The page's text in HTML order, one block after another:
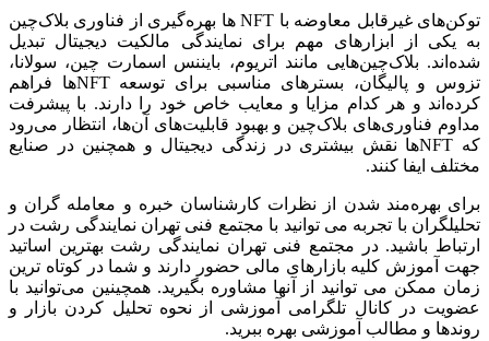
توکن‌های غیرقابل معاوضه با NFT ها بهره‌گیری از فناوری بلاک‌چین
به یکی از ابزارهای مهم برای نمایندگی مالکیت دیجیتال تبدیل
شده‌اند. بلاک‌چین‌هایی مانند اتریوم، بایننس اسمارت چین، سولانا،
تزوس و پالیگان، بسترهای مناسبی برای توسعه NFTها فراهم
کرده‌اند و هر کدام مزایا و معایب خاص خود را دارند. با پیشرفت
مداوم فناوری‌های بلاک‌چین و بهبود قابلیت‌های آن‌ها، انتظار می‌رود
که NFTها نقش بیشتری در زندگی دیجیتال و همچنین در صنایع
مختلف ایفا کنند.
برای بهره‌مند شدن از نظرات کارشناسان خبره و معامله ‌گران و
تحلیلگران با تجربه می ‌توانید با مجتمع فنی تهران نمایندگی رشت در
ارتباط باشید. در مجتمع فنی تهران نمایندگی رشت بهترین اساتید
جهت آموزش کلیه بازارهای مالی حضور دارند و شما در کوتاه ترین
زمان ممکن می توانید از آنها مشاوره بگیرید. همچینین می‌توانید با
عضویت در کانال تلگرامی آموزشی از نحوه تحلیل کردن بازار و
روندها و مطالب آموزشی بهره ببرید.